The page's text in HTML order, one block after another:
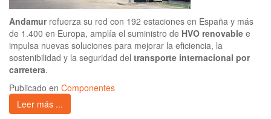
Andamurrefuerza su red con 192 estaciones en España y más
de 1.400 en Europa, amplía el suministro de HVO renovable e
impulsa nuevas soluciones para mejorar la eficiencia, la
sostenibilidad y la seguridad del transporte internacional por
carretera.
Publicado en Componentes
Leer más ...